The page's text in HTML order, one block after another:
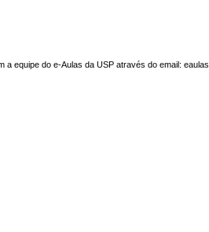
a equipe do e-Aulas da USP através do email: